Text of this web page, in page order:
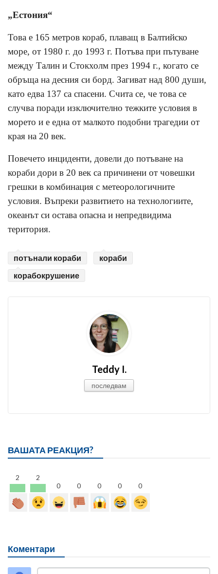
„Естония“
Това е 165 метров кораб, плаващ в Балтийско
море, от 1980 г. до 1993 г. Потъва при пътуване
между Талин и Стокхолм през 1994 г., когато се
обръща на десния си борд. Загиват над 800 души,
като едва 137 са спасени. Счита се, че това се
случва поради изключително тежките условия в
морето и е една от малкото подобни трагедии от
края на 20 век.
Повечето инциденти, довели до потъване на
кораби дори в 20 век са причинени от човешки
грешки в комбинация с метеорологичните
условия. Въпреки развитието на технологиите,
океанът си остава опасна и непредвидима
територия.
потънали кораби
кораби
корабокрушение
Teddy I.
последвам
ВАШАТА РЕАКЦИЯ?
2
2
0
0 0 0 0
Коментари